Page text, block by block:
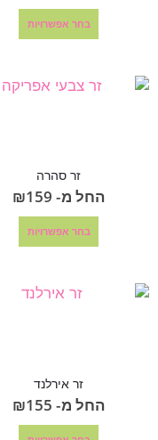
בחר אפשרויות
זר סהרה
החל מ- ₪159
בחר אפשרויות
זר אירלנד
החל מ- ₪155